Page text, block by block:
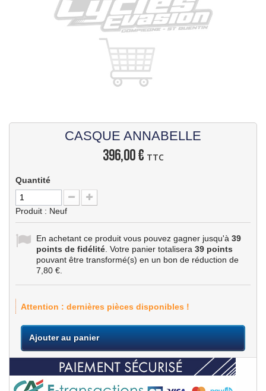
CASQUE ANNABELLE
396,00 € TTC
Quantité
Produit : Neuf
En achetant ce produit vous pouvez gagner jusqu'à 39
points de fidélité . Votre panier totalisera 39 points
pouvant être transformé(s) en un bon de réduction de
7,80 €
Attention : dernières pièces disponibles !
Ajouter au panier